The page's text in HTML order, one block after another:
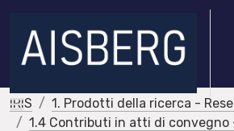
IRIS
1. Prodotti della ricerca -
1.4 Contributi in atti di